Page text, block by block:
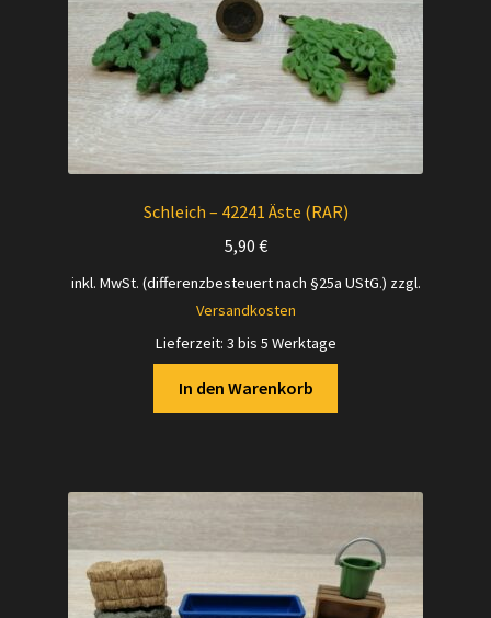
Schleich – 42241 Äste (RAR)
5,90 €
inkl. MwSt. (differenzbesteuert nach §25a UStG.) zzgl.
Versandkosten
Lieferzeit: 3 bis 5 Werktage
In den Warenkorb